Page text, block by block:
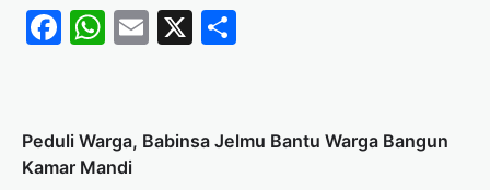
Facebook
WhatsApp
Email
X
Peduli Warga, Babinsa Jelmu Bantu Warga Bangun
Kamar Mandi